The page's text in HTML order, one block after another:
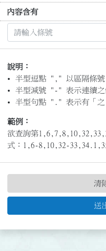
內容含有
說明：
半型逗點 "," 以區隔條號
半型減號 "-" 表示連續之
半型句點 "." 表示有「之
範例：
欲查詢第
式：1,6-8,10,32-
送
清